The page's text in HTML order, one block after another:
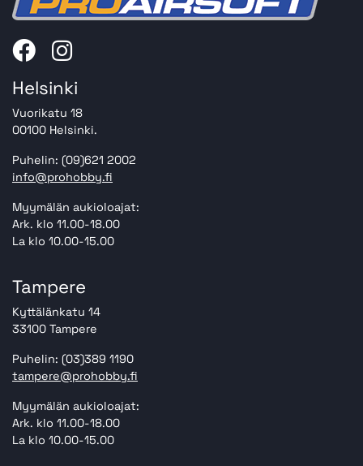
Helsinki
Vuorikatu 18
00100 Helsinki.
Puhelin: (09)621 2002
info@prohobby.fi
Myymälän aukioloajat:
Ark. klo 11.00-18.00
La klo 10.00-15.00
Tampere
Kyttälänkatu 14
33100 Tampere
Puhelin: (03)389 1190
tampere@prohobby.fi
Myymälän aukioloajat:
Ark. klo 11.00-18.00
La klo 10.00-15.00